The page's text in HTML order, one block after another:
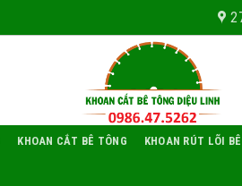
KHOAN CẮT BÊ TÔNG KHOAN RÚT LÕI